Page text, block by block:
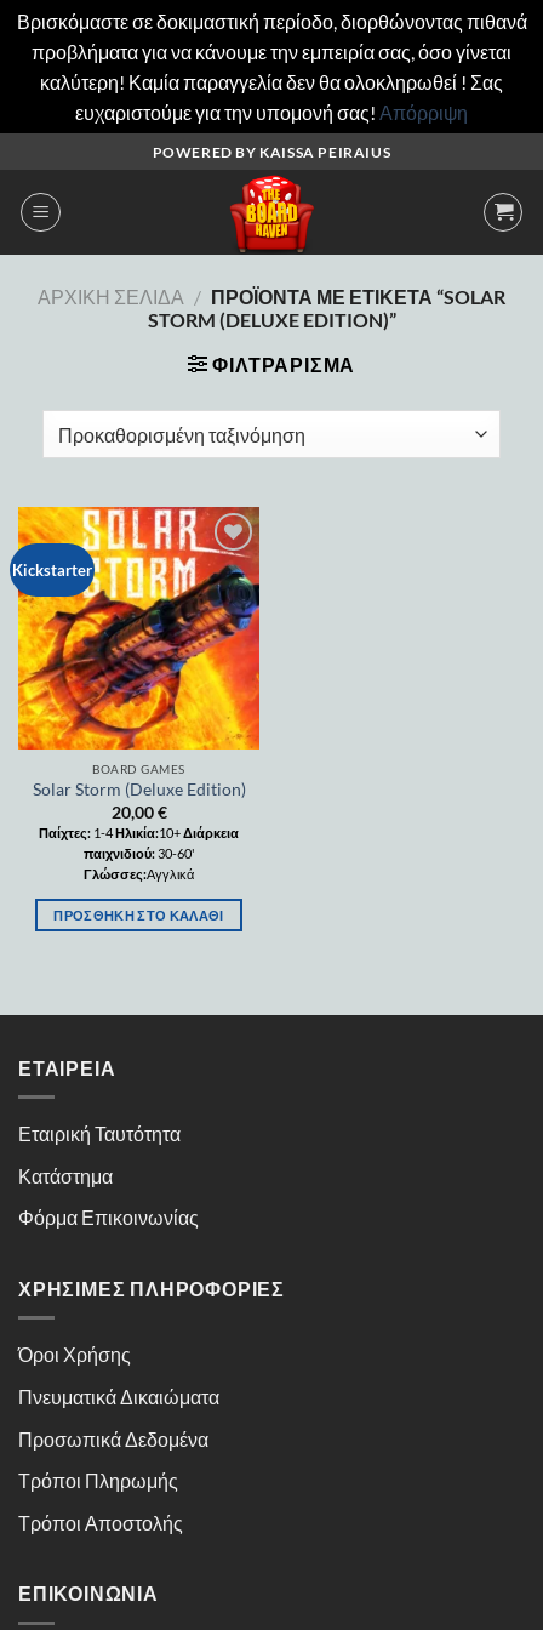
Βρισκόμαστε σε δοκιμαστική περίοδο, διορθώνοντας πιθανά
προβλήματα για να κάνουμε την εμπειρία σας, όσο γίνεται
καλύτερη! Καμία παραγγελία δεν θα ολοκληρωθεί ! Σας
ευχαριστούμε για την υπομονή σας! Απόρριψη
περιεχόμενο
POWERED BY KAISSA PEIRAIUS
ΑΡΧΙΚΉ ΣΕΛΊΔΑ / ΠΡΟΪΌΝΤΑ ΜΕ ΕΤΙΚΈΤΑ “SOLAR
STORM (DELUXE EDITION)”
ΦΙΛΤΡΆΡΙΣΜΑ
Kickstarter
Add to
wishlist
BOARD GAMES
Solar Storm (Deluxe Edition)
20,00€
Παίχτες: 1-4Ηλικία:10+Διάρκεια
παιχνιδιού:30-60'
Γλώσσες:Αγγλικά
ΠΡΟΣΘΉΚΗ ΣΤΟ ΚΑΛΆΘΙ
ΕΤΑΙΡΕΊΑ
Εταιρική Ταυτότητα
Κατάστημα
Φόρμα Επικοινωνίας
ΧΡΉΣΙΜΕΣ ΠΛΗΡΟΦΟΡΊΕΣ
Όροι Χρήσης
Πνευματικά Δικαιώματα
Προσωπικά Δεδομένα
Τρόποι Πληρωμής
Τρόποι Αποστολής
ΕΠΙΚΟΙΝΩΝΊΑ